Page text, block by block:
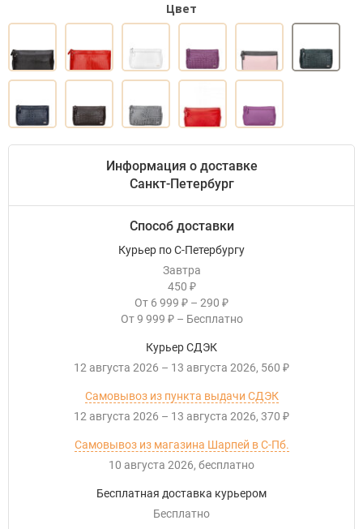
Цвет
Информация о доставке
Санкт-Петербург
Способ доставки
Курьер по С-Петербургу
Завтра
450 ₽
От 6 999 ₽ – 290 ₽
От 9 999 ₽ – Бесплатно
Курьер СДЭК
12 августа 2026 – 13 августа 2026 560 ₽
Самовывоз из пункта выдачи СДЭК
12 августа 2026 – 13 августа 2026 370 ₽
Самовывоз из магазина Шарпей в С-Пб.
10 августа 2026
Бесплатно
Бесплатная доставка курьером
Бесплатно